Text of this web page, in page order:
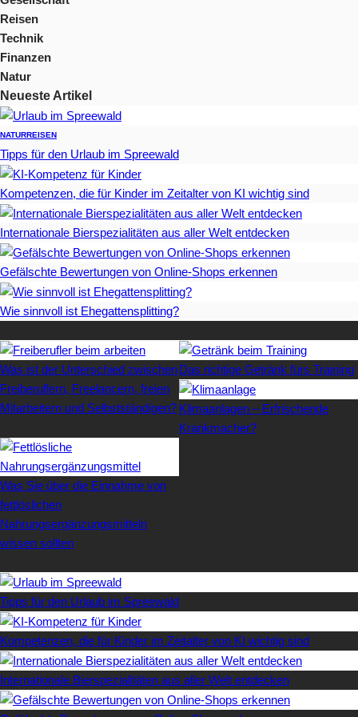
Reisen
Technik
Finanzen
Natur
Neueste Artikel
NATURREISEN
Tipps für den Urlaub im Spreewald
Kompetenzen, die für Kinder im Zeitalter von KI wichtig sind
Internationale Bierspezialitäten aus aller Welt entdecken
Gefälschte Bewertungen von Online-Shops erkennen
Wie sinnvoll ist Ehegattensplitting?
Was ist der Unterschied zwischen
Freiberuflern, Freelancern, freien
Mitarbeitern und Selbstständigen?
Das richtige Getränk fürs Training
Klimaanlagen – Erfrischende
Krankmacher?
Was Sie über die Einnahme von
fettlöslichen
Nahrungsergänzungsmitteln
wissen sollten
Tipps für den Urlaub im Spreewald
Kompetenzen, die für Kinder im Zeitalter von KI wichtig sind
Internationale Bierspezialitäten aus aller Welt entdecken